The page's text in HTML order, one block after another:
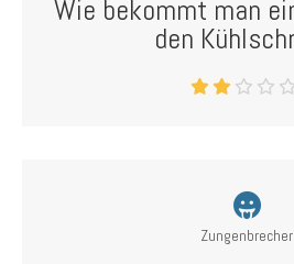
Wie bekommt man
den
Zungenbrecher